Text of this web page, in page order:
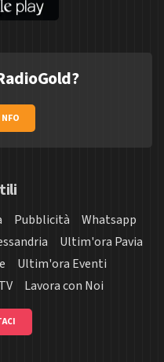
Pubblicità
Whatsapp
Ultim'ora Pavia
Ultim'ora Eventi
Lavora con Noi